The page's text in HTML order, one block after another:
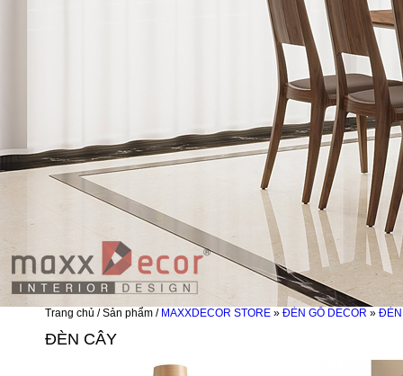
Trang chủ / Sản phẩm / MAXXDECOR STORE » ĐÈN GỖ DECOR » ĐÈN
ĐÈN CÂY